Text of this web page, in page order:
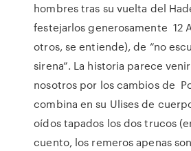
hombres tras su vuelta del
festejarlos generosamente 12
otros, se entiende), de “no
sirena”. La historia parece
nosotros por los cambios de
combina en su Ulises de
oídos tapados los dos trucos
cuento, los remeros apenas